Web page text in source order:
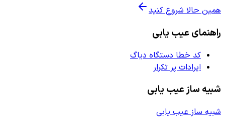
همین حالا شروع کنید
راهنمای عیب یابی
کد خطا دستگاه دیاگ
ایرادات پر تکرار
شبیه ساز عیب یابی
شبیه ساز عیب یابی